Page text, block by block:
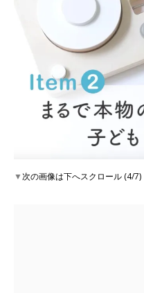
▼次の画像は下へスクロール (4/7)